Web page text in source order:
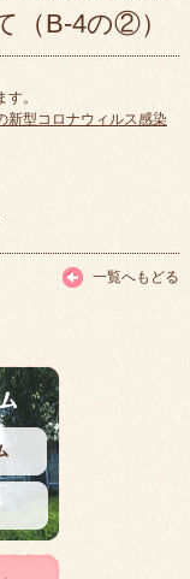
（B-4の②）
。
新型コロナウィルス感染
一覧へもどる